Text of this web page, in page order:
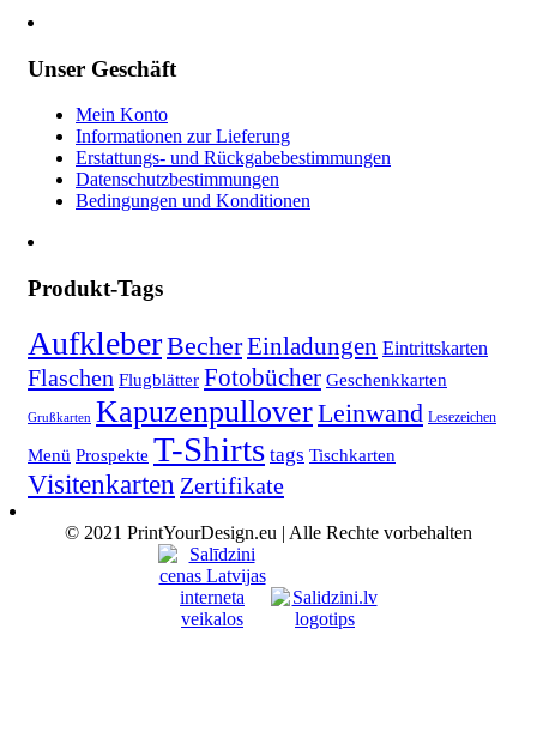
Unser Geschäft
Mein Konto
Informationen zur Lieferung
Erstattungs- und Rückgabebestimmungen
Datenschutzbestimmungen
Bedingungen und Konditionen
Produkt-Tags
AufkleberBecherEinladungen Eintrittskarten
Flaschen Flugblätter Fotobücher Geschenkkarten
Grußkarten KapuzenpulloverLeinwand Lesezeichen
Menü Prospekte T-Shirts tags Tischkarten
Visitenkarten Zertifikate
© 2021 PrintYourDesign.eu | Alle Rechte vorbehalten